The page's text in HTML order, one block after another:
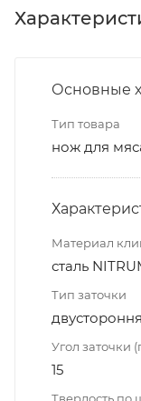
Основные
Тип товара
нож для
Материал
сталь
Тип заточки
Угол заточки
15
Твердость по